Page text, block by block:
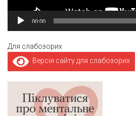
00:00
Для слабозорих
Версія сайту для слабозорих